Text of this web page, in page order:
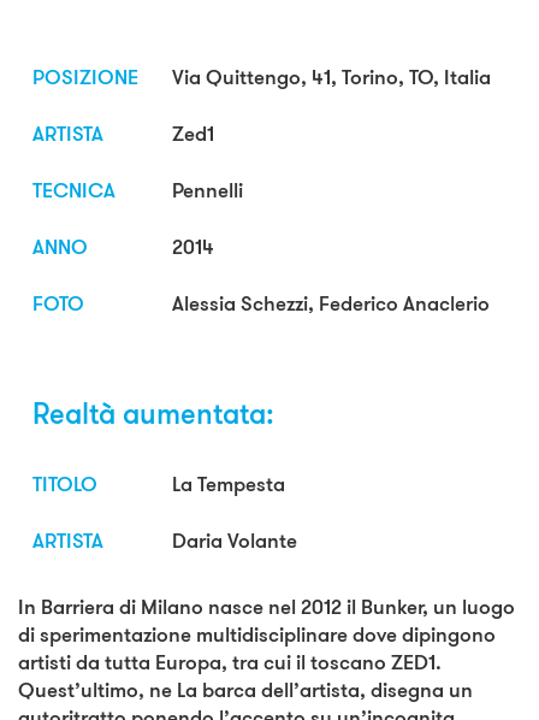
POSIZIONE
Via Quittengo, 41, Torino, TO, Italia
ARTISTA
Zed1
TECNICA
Pennelli
ANNO
2014
FOTO
Alessia Schezzi, Federico Anaclerio
Realtà aumentata:
TITOLO
La Tempesta
ARTISTA
Daria Volante
In Barriera di Milano nasce nel 2012 il Bunker, un luogo
di sperimentazione multidisciplinare dove dipingono
artisti da tutta Europa, tra cui il toscano ZED1.
Quest’ultimo, ne La barca dell’artista, disegna un